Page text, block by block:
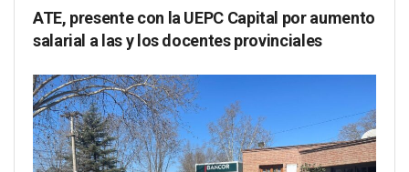
ATE, presente con la UEPC Capital por aumento
salarial a las y los docentes provinciales